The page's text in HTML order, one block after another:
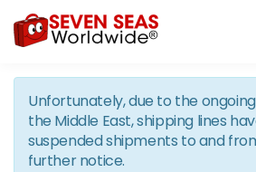
Skip to the content
Unfortunately, due to the
the Middle East, shipping lines
suspended shipments to and
further notice.